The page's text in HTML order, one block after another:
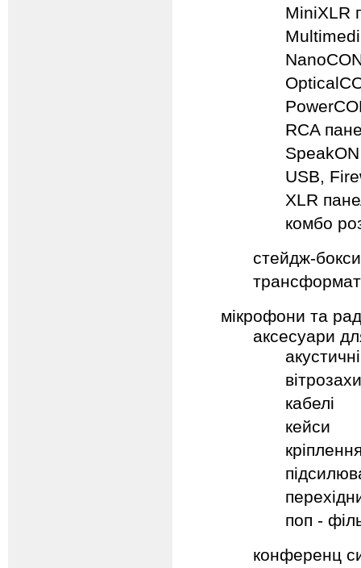
MiniXLR
RCA
USB,
XLR
комбо
стейдж-
мікрофони та
аксесуари
кабелі
кейси
поп -
конференц